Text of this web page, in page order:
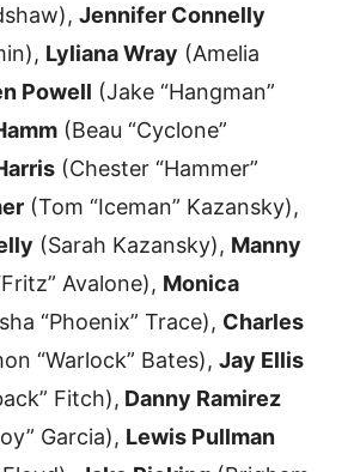
Jennifer Connelly
Lyliana Wray (Amelia
Powell (Jake “Hangman”
(Beau “Cyclone”
(Chester “Hammer”
(Tom “Iceman” Kazansky),
(Sarah Kazansky), Manny
Avalone), Monica
“Phoenix” Trace), Charles
“Warlock” Bates), Jay Ellis
Fitch), Danny Ramirez
Garcia), Lewis Pullman